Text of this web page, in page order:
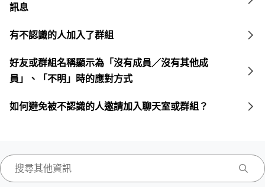
訊息
有不認識的人加入了群組
好友或群組名稱顯示為「沒有成員／沒有其他成
員」、「不明」時的應對方式
如何避免被不認識的人邀請加入聊天室或群組？